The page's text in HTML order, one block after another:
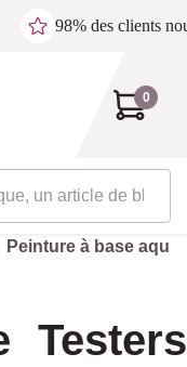
98% des clients
0
Peinture à base
Testers